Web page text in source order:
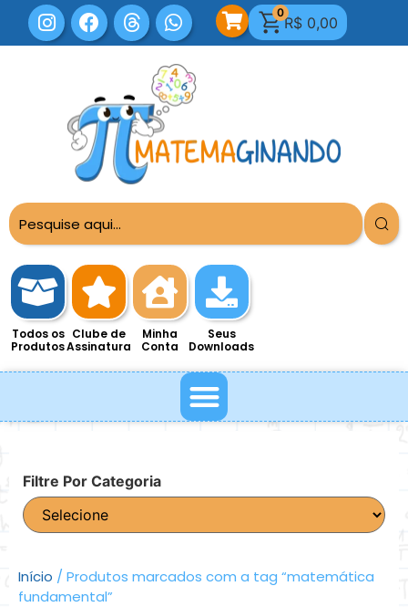
0
R$ 0,00
Todos os
Produtos
Clube de
Assinatura
Minha
Conta
Seus
Downloads
Filtre Por Categoria
Início / Produtos marcados com a tag “matemática
fundamental”